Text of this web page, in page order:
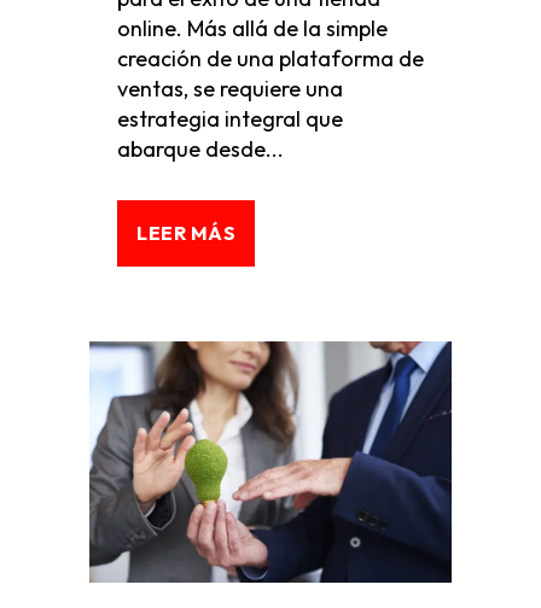
online. Más allá de la simple
creación de una plataforma de
ventas, se requiere una
estrategia integral que
abarque desde...
LEER MÁS